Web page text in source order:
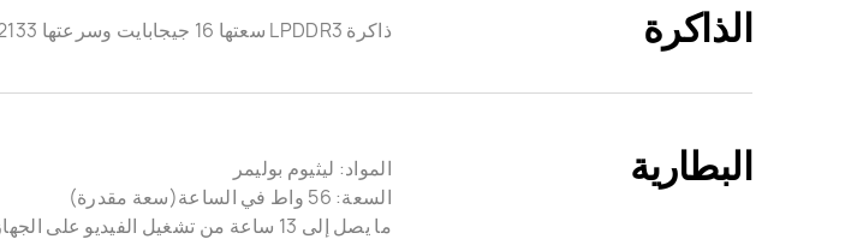
الذاكرة ذاكرة LPDDR3 سعتها 16 جيجابايت وسرعتها ‏2133 ميجاهرتز
البطارية
المواد: ليثيوم بوليمر
السعة: 56 واط في الساعة(سعة مقدرة)
ما يصل إلى 13 ساعة من تشغيل الفيديو على الجهاز.*